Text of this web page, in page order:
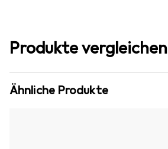
Produkte vergleichen
Ähnliche Produkte